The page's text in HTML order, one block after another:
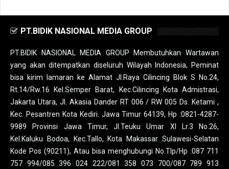
PT.BIDIK NASIONAL MEDIA GROUP
PT.BIDIK NASIONAL MEDIA GROUP Membutuhkan Wartawan
yang akan ditempatkan diseluruh Wilayah Indonesia, Peminat
bisa kirim lamaran ke Alamat Jl.Raya Cilincing Blok S No.24,
Rt.14/Rw.16 Kel.Semper Barat, Kec.Cilincing Kota Admistrasi,
Jakarta Utara, Jl. Akasia Dander RT 006 / RW 005 Ds. Ketami ,
Kec. Pesantren Kota Kediri. Jawa Timur 64139, Hp :0821-4287-
9989 Provinsi Jawa Timur, Jl.Teuku Umar XI Lr.3 No.26,
Kel.Kaluku Bodoa, Kec.Tallo, Kota Makassar Sulawesi-Selatan
Kode Pos (90211), Atau bisa menghubungi No.Tlp/Hp :087 711
757 994/085 396 024 222/081 358 073 700/087 789 913